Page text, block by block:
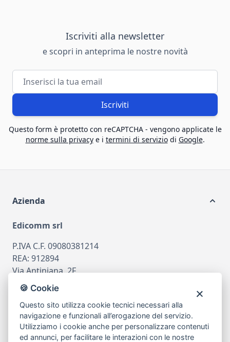
Iscriviti alla newsletter
e scopri in anteprima le nostre novità
Indirizzo email
Iscriviti
Questo form è protetto con reCAPTCHA - vengono applicate le
norme sulla privacye i termini di serviziodi Google.
Azienda
Edicomm srl
P.IVA C.F. 09080381214
REA: 912894
Via Antiniana, 2F
80078 Pozzuoli
tel081.7515380
emailinfo@edicomm.it
🍪 Cookie
Questo sito utilizza cookie tecnici necessari alla
navigazione e funzionali all’erogazione del servizio.
Utilizziamo i cookie anche per personalizzare contenuti
ed annunci, per facilitare le interazioni con le nostre